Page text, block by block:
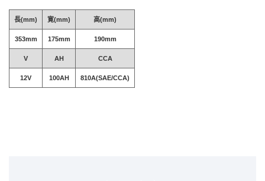
長(mm) 寛(mm) 高(mm)
353mm 175mm 190mm
V AH CCA
12V 100AH 810A(SAE/CCA)